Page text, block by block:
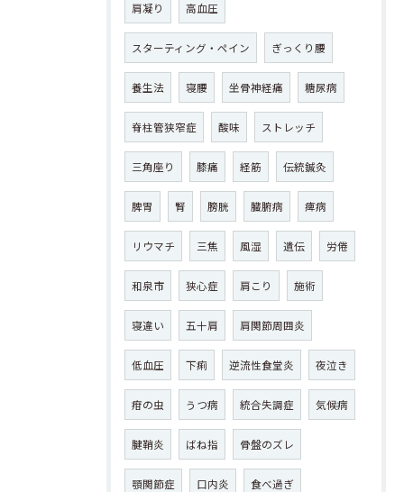
肩凝り 高血圧
スターティング・ペイン ぎっくり腰
養生法 寝腰 坐骨神経痛 糖尿病
脊柱管狭窄症 酸味 ストレッチ
三角座り 膝痛 経筋 伝統鍼灸
脾胃 腎 膀胱 臓腑病 痺病
リウマチ 三焦 風湿 遺伝 労倦
和泉市 狭心症 肩こり 施術
寝違い 五十肩 肩関節周囲炎
低血圧 下痢 逆流性食堂炎 夜泣き
疳の虫 うつ病 統合失調症 気候病
腱鞘炎 ばね指 骨盤のズレ
顎関節症 口内炎 食べ過ぎ